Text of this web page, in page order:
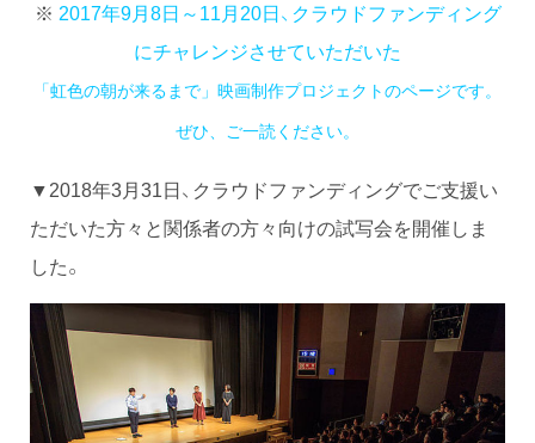
※ 2017年9月8日～11月20日、クラウドファンディング
にチャレンジさせていただいた
「虹色の朝が来るまで」映画制作プロジェクトのページです。
ぜひ、ご一読ください。
▼2018年3月31日、クラウドファンディングでご支援い
ただいた方々と関係者の方々向けの試写会を開催しま
した。